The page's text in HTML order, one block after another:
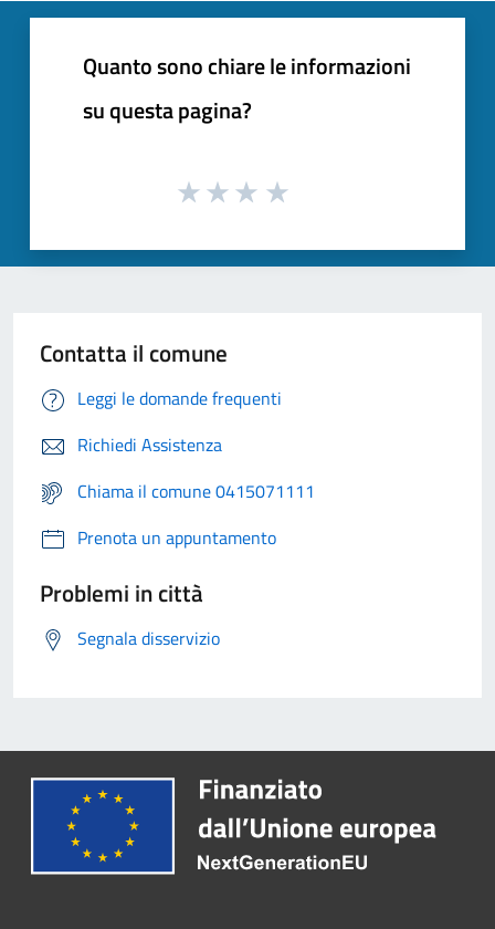
Quanto sono chiare le informazioni
su questa pagina?
Contatta il comune
Leggi le domande frequenti
Richiedi Assistenza
Chiama il comune 0415071111
Prenota un appuntamento
Problemi in città
Segnala disservizio